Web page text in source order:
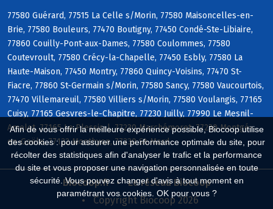
Afin de vous offrir la meilleure expérience possible, Biocoop utilise
des cookies : pour assurer une performance optimale du site, pour
récolter des statistiques afin d'analyser le trafic et la performance
du site et vous proposer une navigation personnalisée en toute
sécurité. Vous pouvez changer d'avis à tout moment en
paramétrant vos cookies. OK pour vous ?
77580 Guérard, 77515 La Celle s/Morin, 77580 Maisoncelles-en-
Brie, 77580 Bouleurs, 77470 Boutigny, 77450 Condé-Ste-Libiaire,
77860 Couilly-Pont-aux-Dames, 77580 Coulommes, 77580
Coutevroult, 77580 Crécy-la-Chapelle, 77450 Esbly, 77580 La
Haute-Maison, 77450 Montry, 77860 Quincy-Voisins, 77470 St-
Fiacre, 77860 St-Germain s/Morin, 77580 Sancy, 77580 Vaucourtois,
77470 Villemareuil, 77580 Villiers s/Morin, 77580 Voulangis, 77165
Cuisy, 77165 Gesvres-le-Chapitre, 77230 Juilly, 77990 Le Mesnil-
Amelot, 77165 Le Plessis-l, 77230 Marchémoret, 77230 Montgé-
en-Goële, 77122 Monthyon, 77230 St-Mard
Biocoop.fr
Le réseau Biocoop
Copyright Biocoop 2026